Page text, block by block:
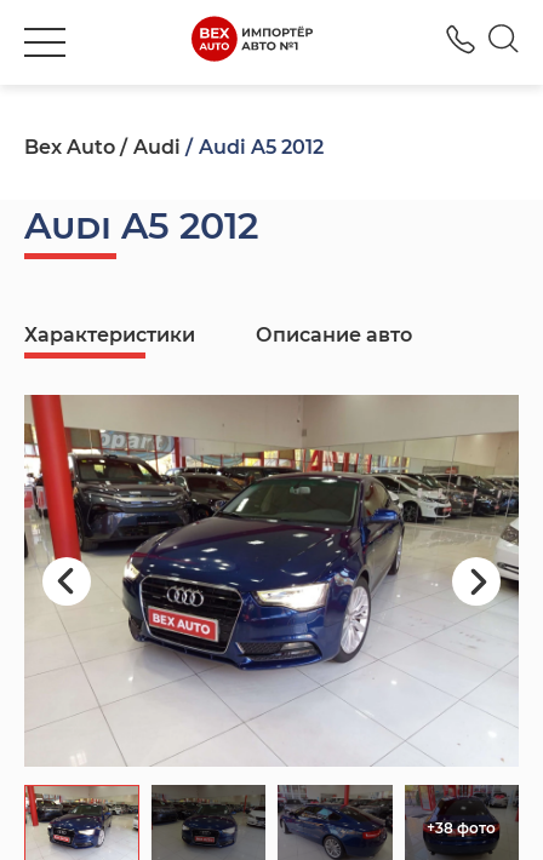
Bex Auto Audi Audi A5 2012
Audi A5 2012
Характеристики Описание авто
+38 фото